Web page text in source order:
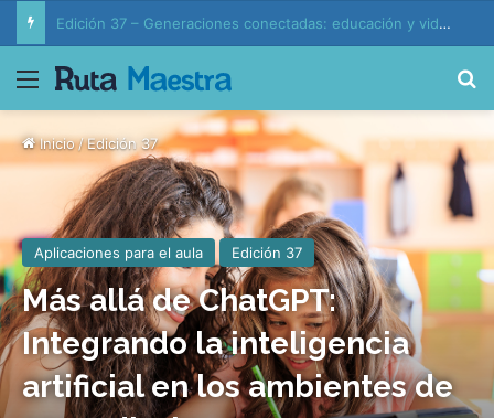
Edición 37 – Generaciones conectadas: educación y vida en la era de la IA
Menú
Inicio/Edición 37
Aplicaciones para el aula Edición 37
Más allá de ChatGPT:
Integrando la inteligencia
artificial en los ambientes de